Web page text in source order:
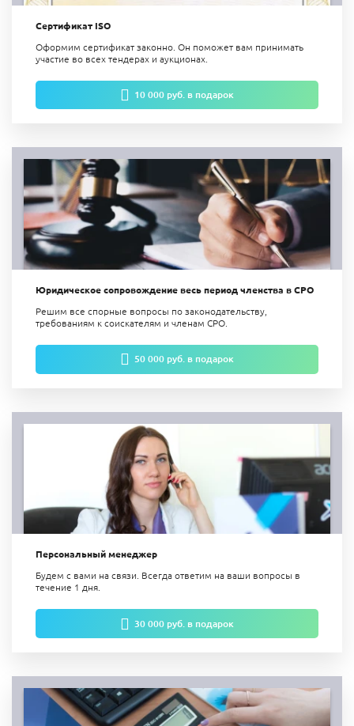
Сертификат ISO
Оформим сертификат законно. Он поможет вам принимать
участие во всех тендерах и аукционах.
10 000 руб. в подарок
Юридическое сопровождение весь период членства в СРО
Решим все спорные вопросы по законодательству,
требованиям к соискателям и членам СРО.
50 000 руб. в подарок
Персональный менеджер
Будем с вами на связи. Всегда ответим на ваши вопросы в
течение 1 дня.
30 000 руб. в подарок